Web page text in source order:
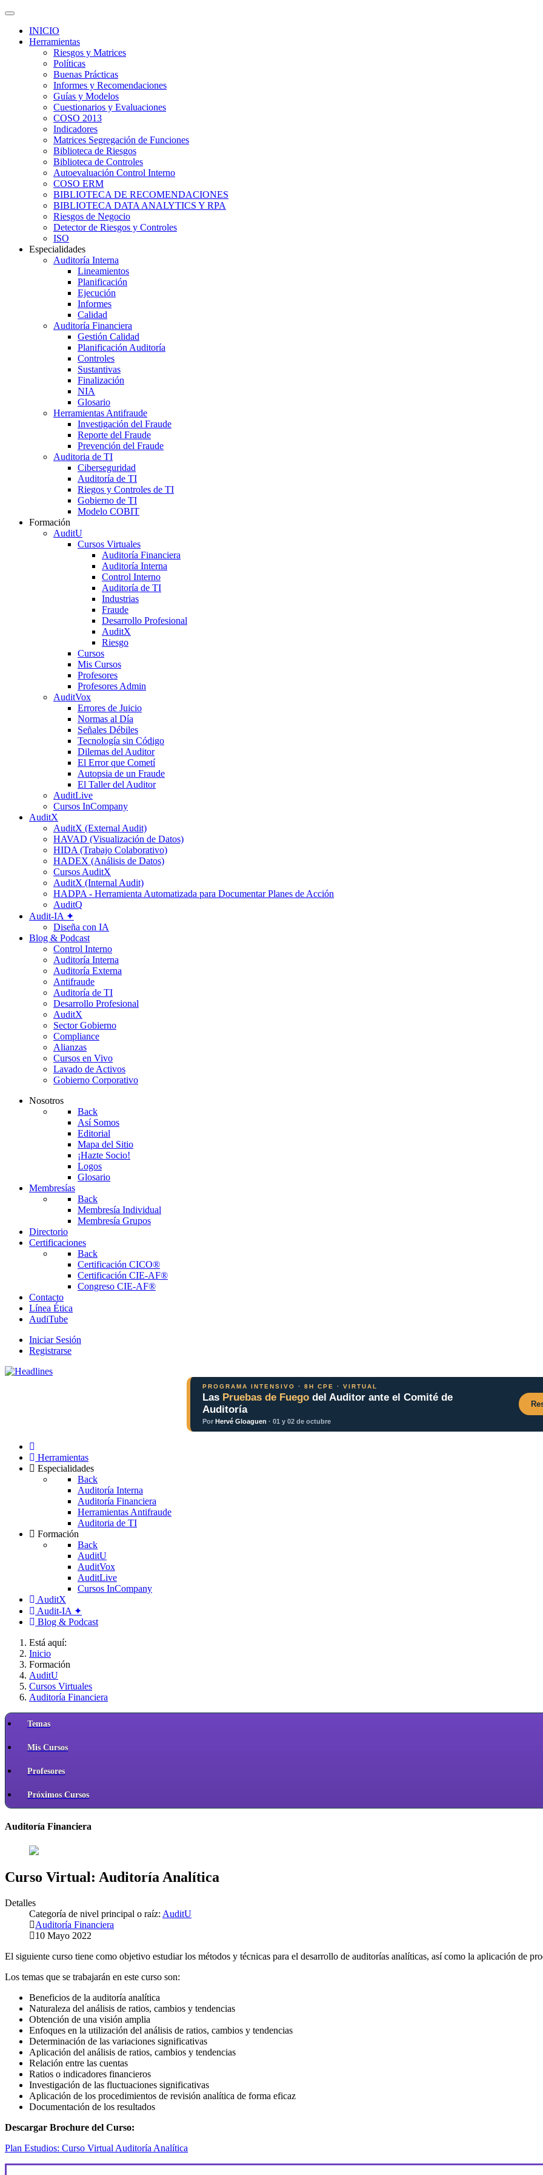
INICIO
Herramientas
Riesgos y Matrices
Políticas
Buenas Prácticas
Informes y Recomendaciones
Guías y Modelos
Cuestionarios y Evaluaciones
COSO 2013
Indicadores
Matrices Segregación de Funciones
Biblioteca de Riesgos
Biblioteca de Controles
Autoevaluación Control Interno
COSO ERM
BIBLIOTECA DE RECOMENDACIONES
BIBLIOTECA DATA ANALYTICS Y RPA
Riesgos de Negocio
Detector de Riesgos y Controles
ISO
Especialidades
Auditoría Interna
Lineamientos
Planificación
Ejecución
Informes
Calidad
Auditoría Financiera
Gestión Calidad
Planificación Auditoría
Controles
Sustantivas
Finalización
NIA
Glosario
Herramientas Antifraude
Investigación del Fraude
Reporte del Fraude
Prevención del Fraude
Auditoria de TI
Ciberseguridad
Auditoría de TI
Riegos y Controles de TI
Gobierno de TI
Modelo COBIT
Formación
AuditU
Cursos Virtuales
Auditoría Financiera
Auditoría Interna
Control Interno
Auditoría de TI
Industrias
Fraude
Desarrollo Profesional
AuditX
Riesgo
Cursos
Mis Cursos
Profesores
Profesores Admin
AuditVox
Errores de Juicio
Normas al Día
Señales Débiles
Tecnología sin Código
Dilemas del Auditor
El Error que Cometí
Autopsia de un Fraude
El Taller del Auditor
AuditLive
Cursos InCompany
AuditX
AuditX (External Audit)
HAVAD (Visualización de Datos)
HIDA (Trabajo Colaborativo)
HADEX (Análisis de Datos)
Cursos AuditX
AuditX (Internal Audit)
HADPA - Herramienta Automatizada para Documentar Planes de Acción
AuditQ
Audit-IA ✦
Diseña con IA
Blog & Podcast
Control Interno
Auditoría Interna
Auditoría Externa
Antifraude
Auditoría de TI
Desarrollo Profesional
AuditX
Sector Gobierno
Compliance
Alianzas
Cursos en Vivo
Lavado de Activos
Gobierno Corporativo
Nosotros
Back
Así Somos
Editorial
Mapa del Sitio
¡Hazte Socio!
Logos
Glosario
Membresías
Back
Membresía Individual
Membresía Grupos
Directorio
Certificaciones
Back
Certificación CICO®
Certificación CIE-AF®
Congreso CIE-AF®
Contacto
Línea Ética
AudiTube
Iniciar Sesión
Registrarse
PROGRAMA INTENSIVO · 8H CPE · VIRTUAL
Las Pruebas de Fuego del Auditor ante el Comité de
Auditoría
Por Hervé Gloaguen · 01 y 02 de octubre
Herramientas
Especialidades
Back
Auditoría Interna
Auditoría Financiera
Herramientas Antifraude
Auditoria de TI
Formación
Back
AuditU
AuditVox
AuditLive
Cursos InCompany
AuditX
Audit-IA ✦
Blog & Podcast
Está aquí:
Inicio
Formación
AuditU
Cursos Virtuales
Auditoría Financiera
Temas
Mis Cursos
Profesores
Próximos Cursos
Auditoría Financiera
Curso Virtual: Auditoría Analítica
Detalles
Categoría de nivel principal o raíz: AuditU
Auditoría Financiera
10 Mayo 2022
El siguiente curso tiene como objetivo estudiar los métodos y técnicas para el desarrollo de auditorías analíticas, así como la aplicación de
Los temas que se trabajarán en este curso son:
Beneficios de la auditoría analítica
Naturaleza del análisis de ratios, cambios y tendencias
Obtención de una visión amplia
Enfoques en la utilización del análisis de ratios, cambios y tendencias
Determinación de las variaciones significativas
Aplicación del análisis de ratios, cambios y tendencias
Relación entre las cuentas
Ratios o indicadores financieros
Investigación de las fluctuaciones significativas
Aplicación de los procedimientos de revisión analítica de forma eficaz
Documentación de los resultados
Descargar Brochure del Curso:
Plan Estudios: Curso Virtual Auditoría Analítica